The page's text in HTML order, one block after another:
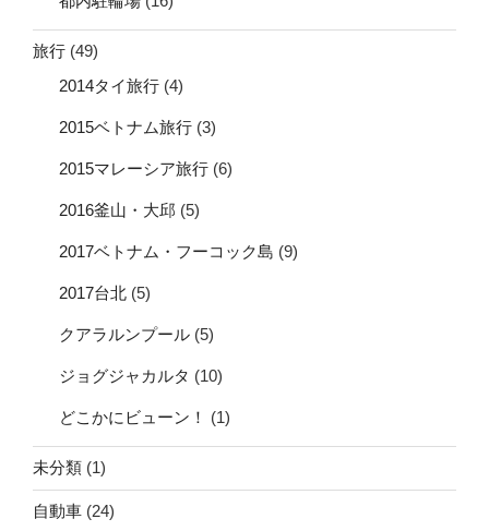
旅行 (49)
2014タイ旅行 (4)
2015ベトナム旅行 (3)
2015マレーシア旅行 (6)
2016釜山・大邱 (5)
2017ベトナム・フーコック島 (9)
2017台北 (5)
クアラルンプール (5)
ジョグジャカルタ (10)
どこかにビューン！ (1)
未分類 (1)
自動車 (24)